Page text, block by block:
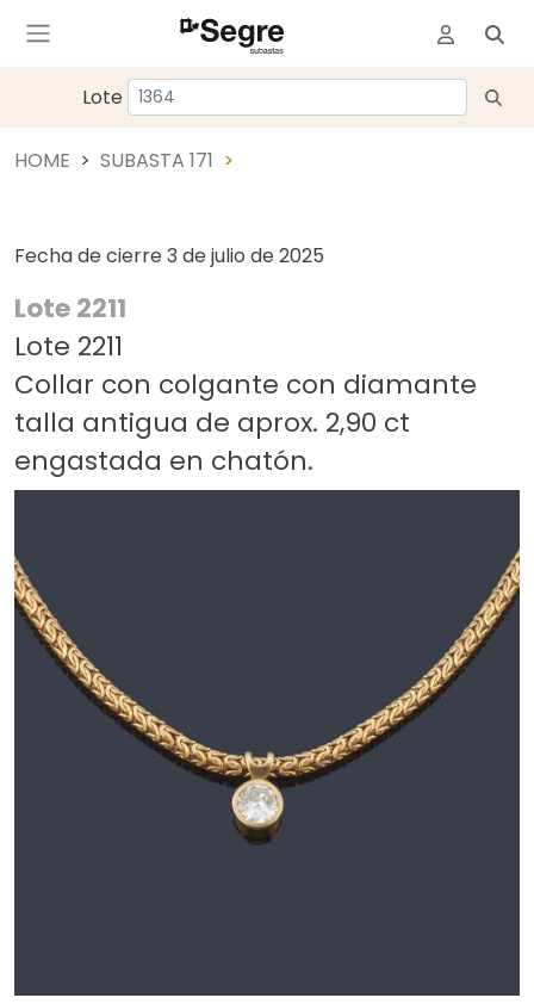
Lote
HOME SUBASTA 171
Fecha de cierre 3 de julio de 2025
Lote 2211
Lote 2211
Collar con colgante con diamante
talla antigua de aprox. 2,90 ct
engastada en chatón.